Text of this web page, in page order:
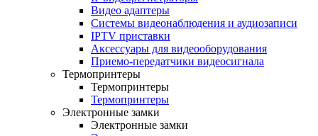
Видео адаптеры
Системы видеонаблюдения и аудиозаписи
IPTV приставки
Аксессуары для видеооборудования
Приемо-передатчики видеосигнала
Термопринтеры
Термопринтеры
Термопринтеры
Электронные замки
Электронные замки